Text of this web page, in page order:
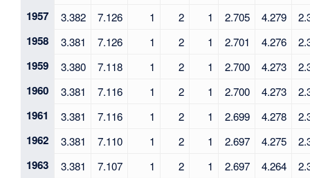
1957 3.382 7.126 1 2 1 2.705 4.279
1958 3.381 7.126 1 2 1 2.701 4.276
1959 3.380 7.118 1 2 1 2.700 4.273
1960 3.381 7.116 1 2 1 2.700 4.273
1961 3.381 7.116 1 2 1 2.699 4.278
1962 3.381 7.110 1 2 1 2.697 4.275
1963 3.381 7.107 1 2 1 2.697 4.264